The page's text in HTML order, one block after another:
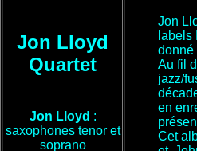
Jon Lloyd
Quartet
Jon Lloyd :
saxophones tenor et
soprano
Jon
labels
donné
Au fil
jazz/
en
Cet